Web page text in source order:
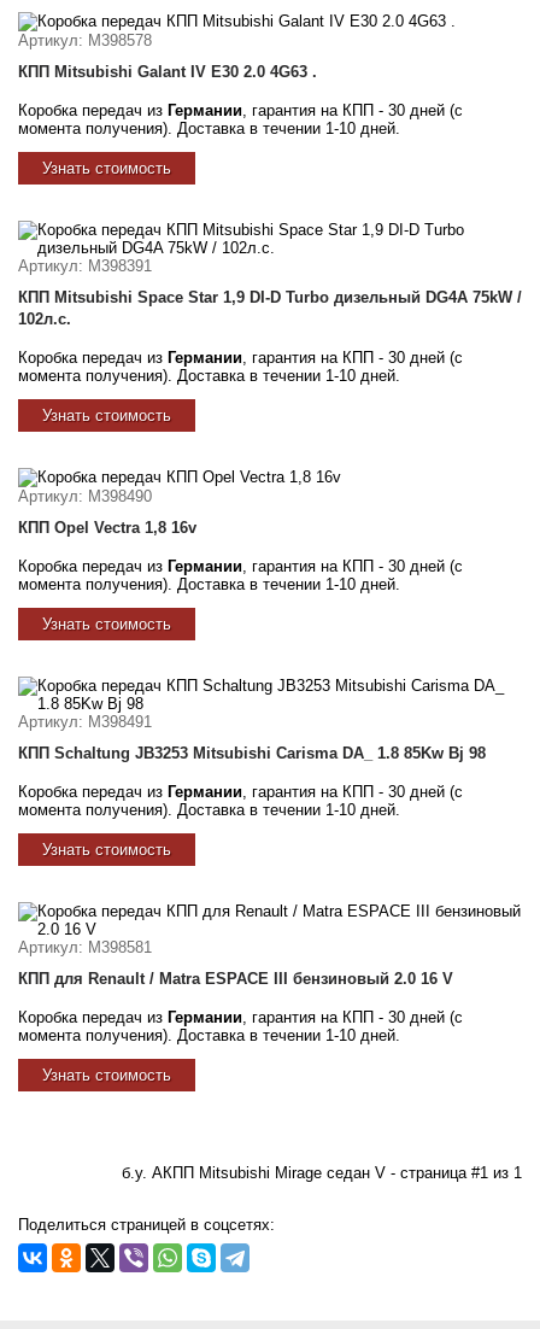
Артикул: M398578
КПП Mitsubishi Galant IV E30 2.0 4G63 .
Коробка передач из Германии , гарантия на КПП - 30 дней (с
момента получения). Доставка в течении 1-10 дней.
Узнать стоимость
Артикул: M398391
КПП Mitsubishi Space Star 1,9 DI-D Turbo дизельный DG4A 75kW /
102л.с.
Коробка передач из Германии , гарантия на КПП - 30 дней (с
момента получения). Доставка в течении 1-10 дней.
Узнать стоимость
Артикул: M398490
КПП Opel Vectra 1,8 16v
Коробка передач из Германии , гарантия на КПП - 30 дней (с
момента получения). Доставка в течении 1-10 дней.
Узнать стоимость
Артикул: M398491
КПП Schaltung JB3253 Mitsubishi Carisma DA_ 1.8 85Kw Bj 98
Коробка передач из Германии , гарантия на КПП - 30 дней (с
момента получения). Доставка в течении 1-10 дней.
Узнать стоимость
Артикул: M398581
КПП для Renault / Matra ESPACE III бензиновый 2.0 16 V
Коробка передач из Германии , гарантия на КПП - 30 дней (с
момента получения). Доставка в течении 1-10 дней.
Узнать стоимость
б.у. АКПП Mitsubishi Mirage седан V - страница #1 из 1
Поделиться страницей в соцсетях: